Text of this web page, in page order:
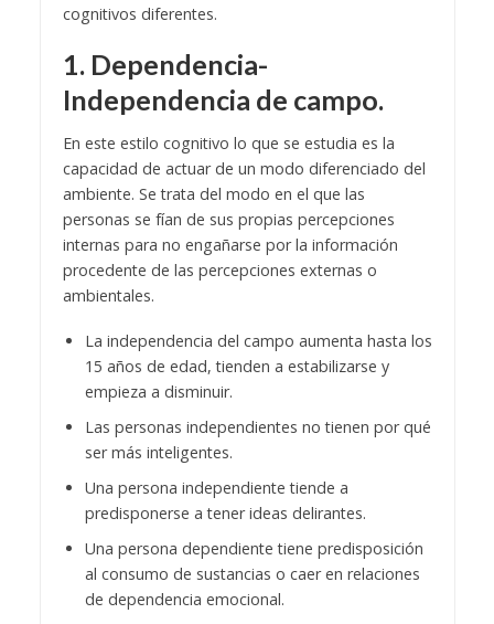
cognitivos diferentes.
1. Dependencia-
Independencia de campo.
En este estilo cognitivo lo que se estudia es la
capacidad de actuar de un modo diferenciado del
ambiente. Se trata del modo en el que las
personas se fían de sus propias percepciones
internas para no engañarse por la información
procedente de las percepciones externas o
ambientales.
La independencia del campo aumenta hasta los
15 años de edad, tienden a estabilizarse y
empieza a disminuir.
Las personas independientes no tienen por qué
ser más inteligentes.
Una persona independiente tiende a
predisponerse a tener ideas delirantes.
Una persona dependiente tiene predisposición
al consumo de sustancias o caer en relaciones
de dependencia emocional.